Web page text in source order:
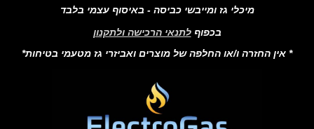
מיכלי גז ומייבשי כביסה - באיסוף עצמי בלבד
בכפוף לתנאי הרכישה ולתקנון
* אין החזרה ו/או החלפה של מוצרים ואביזרי גז מטעמי בטיחות*